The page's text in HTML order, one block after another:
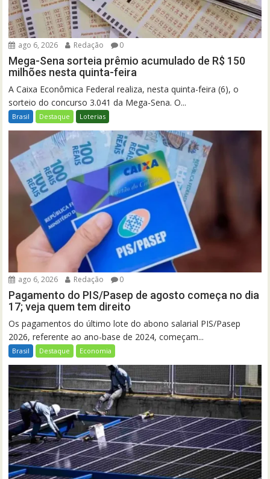
ago 6, 2026 Redação 0
Mega-Sena sorteia prêmio acumulado de R$ 150
milhões nesta quinta-feira
A Caixa Econômica Federal realiza, nesta quinta-feira (6), o
sorteio do concurso 3.041 da Mega-Sena. O...
Brasil Destaque Loterias
ago 6, 2026 Redação 0
Pagamento do PIS/Pasep de agosto começa no dia
17; veja quem tem direito
Os pagamentos do último lote do abono salarial PIS/Pasep
2026, referente ao ano-base de 2024, começam...
Brasil Destaque Economia